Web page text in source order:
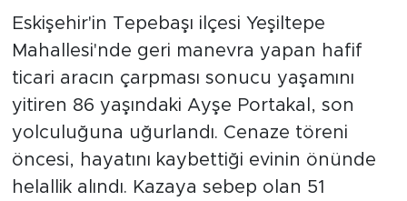
Eskişehir'in Tepebaşı ilçesi Yeşiltepe
Mahallesi'nde geri manevra yapan hafif
ticari aracın çarpması sonucu yaşamını
yitiren 86 yaşındaki Ayşe Portakal, son
yolculuğuna uğurlandı. Cenaze töreni
öncesi, hayatını kaybettiği evinin önünde
helallik alındı. Kazaya sebep olan 51